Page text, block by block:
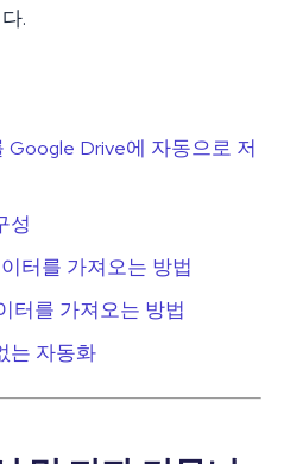
.
Google Drive에 자동으로 저
성
터를 가져오는 방법
터를 가져오는 방법
는 자동화